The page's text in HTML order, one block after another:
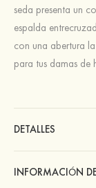
seda presenta un
espalda
con una abertura
para tus damas de
DETALLES
INFORMACIÓN